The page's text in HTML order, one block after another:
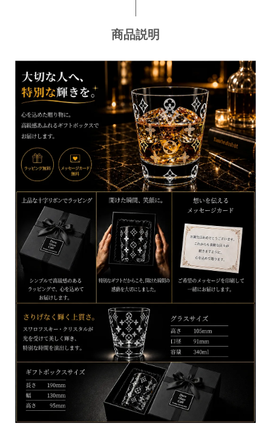
商品説明